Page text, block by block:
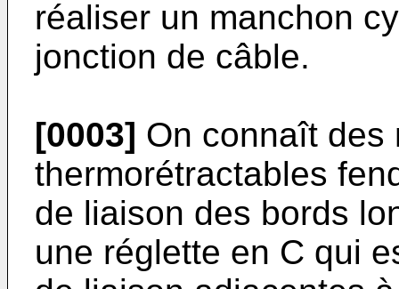
réaliser un manchon
jonction de câble.
[0003] On connaît des
thermorétractables
de liaison des bords
une réglette en C qui